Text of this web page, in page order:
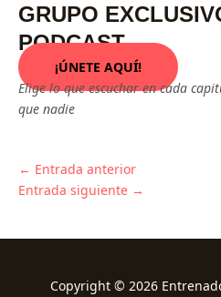
GRUPO
PODCAST
¡ÚNETE AQUÍ!
Elige lo que escuchar en cada
que nadie
← Entrada anterior
Entrada siguiente →
Copyright © 2026